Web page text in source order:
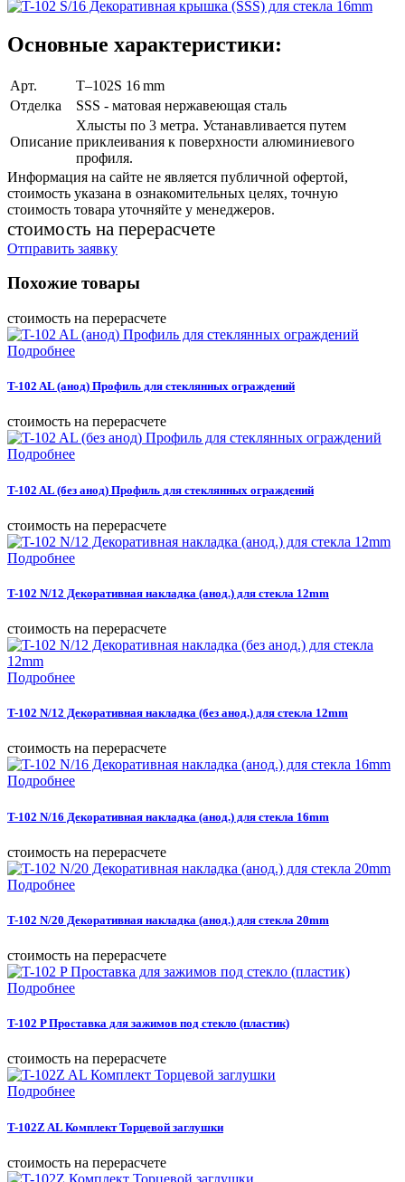
Основные характеристики:
Арт.
T–102S 16 mm
Отделка
SSS - матовая нержавеющая сталь
Описание
Хлысты по 3 метра. Устанавливается путем
приклеивания к поверхности алюминиевого
профиля.
Информация на сайте не является публичной офертой,
стоимость указана в ознакомительных целях, точную
стоимость товара уточняйте у менеджеров.
cтоимость на перерасчете
Отправить заявку
Похожие товары
cтоимость на перерасчете
Подробнее
T-102 AL (анод) Профиль для стеклянных ограждений
cтоимость на перерасчете
Подробнее
T-102 AL (без анод) Профиль для стеклянных ограждений
cтоимость на перерасчете
Подробнее
T-102 N/12 Декоративная накладка (анод.) для стекла 12mm
cтоимость на перерасчете
Подробнее
T-102 N/12 Декоративная накладка (без анод.) для стекла 12mm
cтоимость на перерасчете
Подробнее
T-102 N/16 Декоративная накладка (анод.) для стекла 16mm
cтоимость на перерасчете
Подробнее
T-102 N/20 Декоративная накладка (анод.) для стекла 20mm
cтоимость на перерасчете
Подробнее
T-102 P Проставка для зажимов под стекло (пластик)
cтоимость на перерасчете
Подробнее
T-102Z AL Комплект Торцевой заглушки
cтоимость на перерасчете